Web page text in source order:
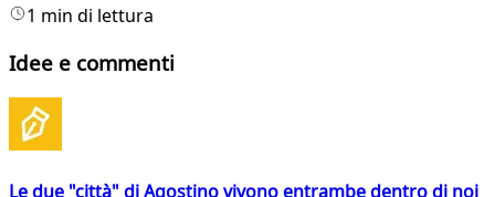
1 min di lettura
Idee e commenti
Le due "città" di Agostino vivono entrambe dentro di noi